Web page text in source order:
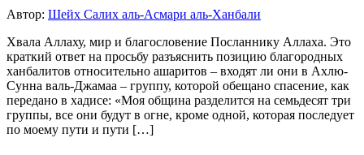
Автор: Шейх Салих аль-Асмари аль-Ханбали
Хвала Аллаху, мир и благословение Посланнику Аллаха. Это
краткий ответ на просьбу разъяснить позицию благородных
ханбалитов относительно ашаритов – входят ли они в Ахлю-
Сунна валь-Джамаа – группу, которой обещано спасение, как
передано в хадисе: «Моя община разделится на семьдесят три
группы, все они будут в огне, кроме одной, которая последует
по моему пути и пути […]